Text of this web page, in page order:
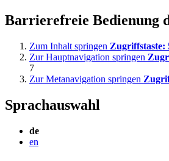
Barrierefreie Bedienung
Zum Inhalt springen Zugriffstaste:
Zur Hauptnavigation springen
7
Zur Metanavigation springen
Sprachauswahl
de
en